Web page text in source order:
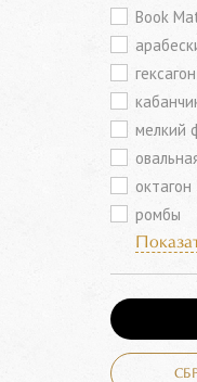
Book
гексагон
мелкий
октагон
ромбы